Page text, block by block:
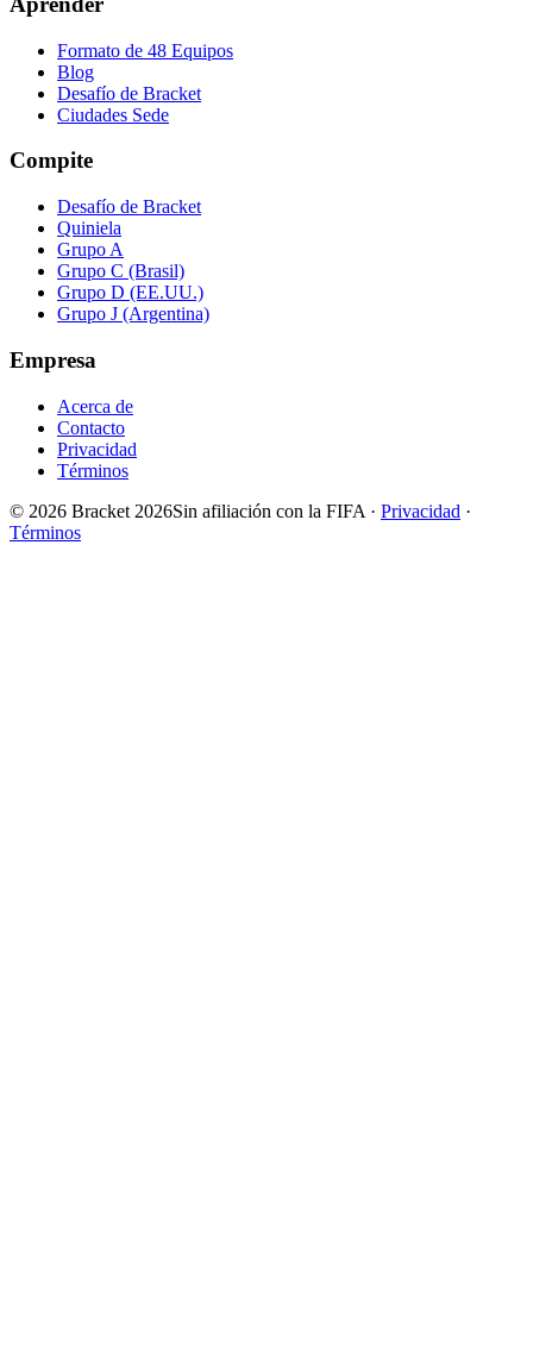
Formato de 48 Equipos
Blog
Desafío de Bracket
Ciudades Sede
Compite
Desafío de Bracket
Quiniela
Grupo A
Grupo C (Brasil)
Grupo D (EE.UU.)
Grupo J (Argentina)
Empresa
Acerca de
Contacto
Privacidad
Términos
© 2026 Bracket 2026Sin afiliación con la FIFA · Privacidad ·
Términos